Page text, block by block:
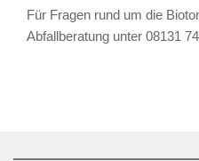
Für Fragen rund um die
Abfallberatung unter 08131